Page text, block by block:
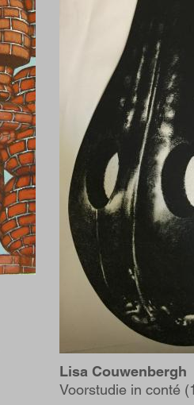
Lisa Couwenbergh
Voorstudie in conté